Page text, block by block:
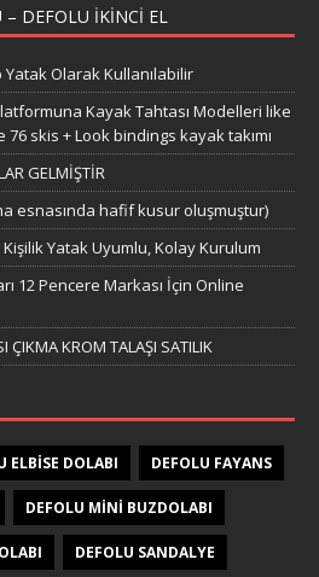
– DEFOLU IKINCI EL
Yatak Olarak Kullanılabilir
Kayak Tahtası Modelleri like
skis + Look bindings kayak takımı
GELMİŞTİR
esnasında hafif kusur oluşmuştur)
Yatak Uyumlu, Kolay Kurulum
12 Pencere Markası İçin Online
ÇIKMA KROM TALAŞI SATILIK
ELBISE DOLABI DEFOLU FAYANS
DEFOLU MINI BUZDOLABI
DEFOLU SANDALYE